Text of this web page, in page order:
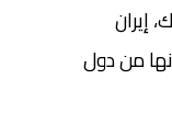
إيران
من دول